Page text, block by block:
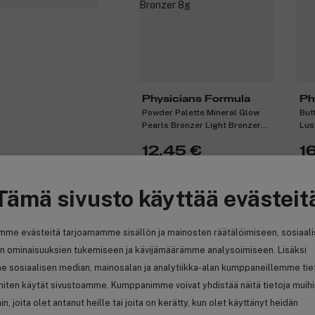
sivusto käyttää
evästeitä tarjoamamme sisällön ja mainosten räätälöimiseen,
ominaisuuksien tukemiseen ja kävijämäärämme analysoimiseen. Lisäksi
sosiaalisen median, mainosalan ja analytiikka-alan kumppaneillemme
käytät sivustoamme. Kumppanimme voivat yhdistää näitä tietoja
joita olet antanut heille tai joita on kerätty, kun olet käyttänyt heidän
Physicians Formula
Powder Palette Mineral Glow
Pearls Bronzer Light Bronzer
12,45 €
Ansaitse 10% bonusta